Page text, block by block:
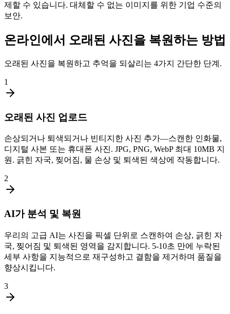
제할 수 있습니다. 대체할 수 없는 이미지를 위한 기업 수준의
보안.
온라인에서 오래된 사진을 복원하는 방법
오래된 사진을 복원하고 추억을 되살리는 4가지 간단한 단계.
1
오래된 사진 업로드
손상되거나 퇴색되거나 빈티지한 사진 추가—스캔한 인화물,
디지털 사본 또는 휴대폰 사진. JPG, PNG, WebP 최대 10MB 지
원. 긁힌 자국, 찢어짐, 물 손상 및 퇴색된 색상에 작동합니다.
2
AI가 분석 및 복원
우리의 고급 AI는 사진을 픽셀 단위로 스캔하여 손상, 긁힌 자
국, 찢어짐 및 퇴색된 영역을 감지합니다. 5-10초 만에 누락된
세부 사항을 지능적으로 재구성하고 결함을 제거하며 품질을
향상시킵니다.
3